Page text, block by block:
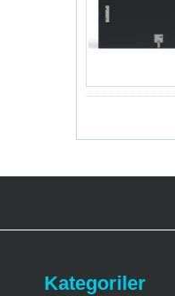
TV
H.265
X96
Kategoriler